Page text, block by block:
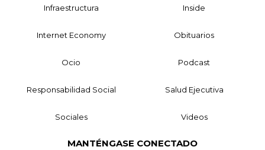
Infraestructura Inside
Internet Economy Obituarios
Ocio Podcast
Responsabilidad Social Salud Ejecutiva
Sociales Videos
MANTÉNGASE CONECTADO